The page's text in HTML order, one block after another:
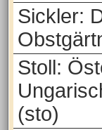
Sickler:
Stoll:
(sto)